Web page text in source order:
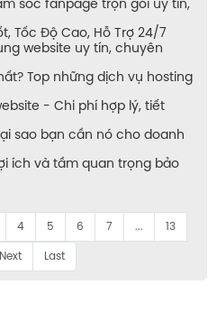
an toàn và chuyên nghiệp
sóc fanpage trọn gói uy tín,
Tốc Độ Cao, Hỗ Trợ 24/7
website uy tín, chuyên
Top những dịch vụ hosting
- Chi phí hợp lý, tiết
sao bạn cần nó cho doanh
ích và tầm quan trọng bảo
4 5 6 7 ... 13
Last